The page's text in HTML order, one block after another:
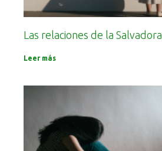
Las relaciones de la Salvadora
Leer más